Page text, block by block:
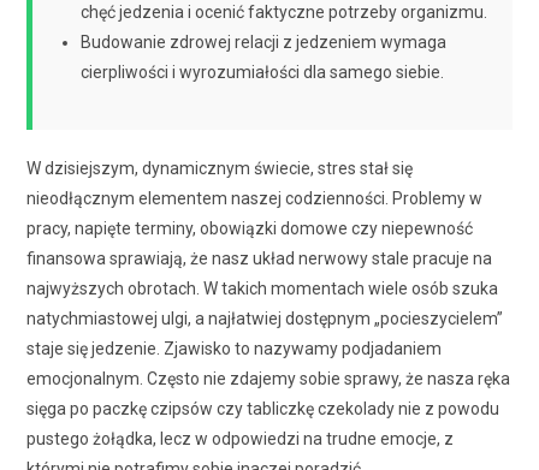
chęć jedzenia i ocenić faktyczne potrzeby organizmu.
Budowanie zdrowej relacji z jedzeniem wymaga
cierpliwości i wyrozumiałości dla samego siebie.
W dzisiejszym, dynamicznym świecie, stres stał się
nieodłącznym elementem naszej codzienności. Problemy w
pracy, napięte terminy, obowiązki domowe czy niepewność
finansowa sprawiają, że nasz układ nerwowy stale pracuje na
najwyższych obrotach. W takich momentach wiele osób szuka
natychmiastowej ulgi, a najłatwiej dostępnym „pocieszycielem”
staje się jedzenie. Zjawisko to nazywamy podjadaniem
emocjonalnym. Często nie zdajemy sobie sprawy, że nasza ręka
sięga po paczkę czipsów czy tabliczkę czekolady nie z powodu
pustego żołądka, lecz w odpowiedzi na trudne emocje, z